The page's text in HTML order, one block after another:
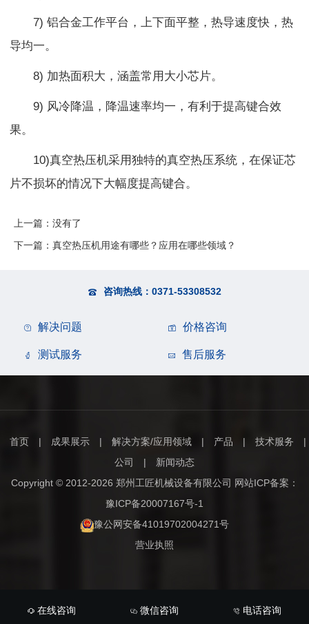
7) 铝合金工作平台，上下面平整，热导速度快，热
导均一。
8) 加热面积大，涵盖常用大小芯片。
9) 风冷降温，降温速率均一，有利于提高键合效
果。
10)真空热压机采用独特的真空热压系统，在保证芯
片不损坏的情况下大幅度提高键合。
上一篇：没有了
下一篇： 真空热压机用途有哪些？应用在哪些领域？
咨询热线： 0371-53308532
解决问题 价格咨询
测试服务 售后服务
首页 | 成果展示 | 解决方案/应用领域 | 产品 | 技术服务
|
公司
|
新闻动态
Copyright © 2012-2026 郑州工匠机械设备有限公司 网站ICP备案：
豫ICP备20007167号-1
豫公网安备41019702004271号
营业执照
在线咨询 微信咨询 电话咨询